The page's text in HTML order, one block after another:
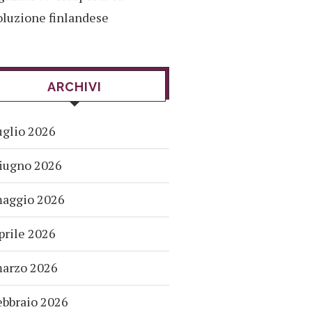
finlandese
ARCHIVI
2026
2026
2026
2026
2026
2026